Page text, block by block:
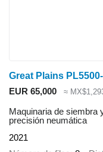
Great Plains
EUR 65,000
≈
Maquinaria de siembra
precisión neumática
2021